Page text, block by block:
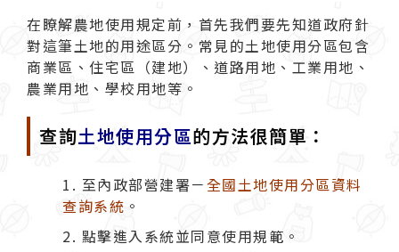
在瞭解農地使用規定前，首先我們要先知道政府針
對這筆土地的用途區分。常見的土地使用分區包含
商業區、住宅區（建地）、道路用地、工業用地、
農業用地、學校用地等。
查詢土地使用分區的方法很簡單：
至內政部營建署－全國土地使用分區資料
查詢系統 。
點擊進入系統並同意使用規範。